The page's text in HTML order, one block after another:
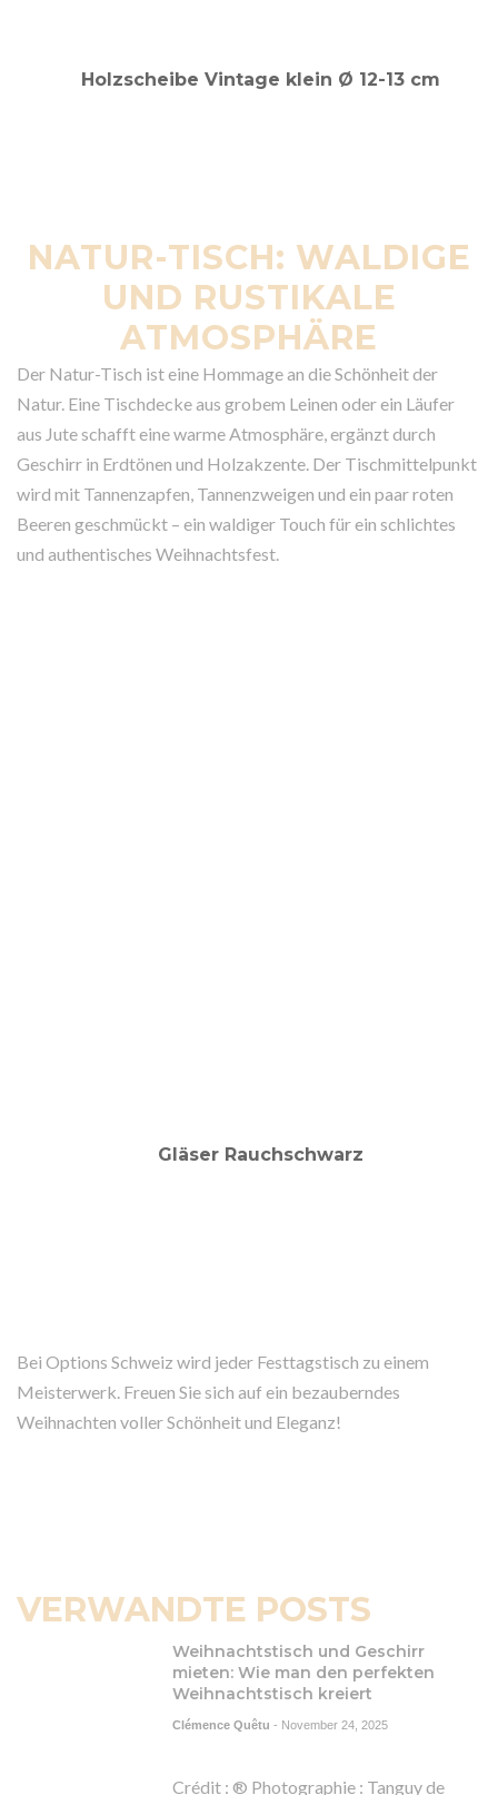
NATUR-TISCH: WALDIGE
UND RUSTIKALE
ATMOSPHÄRE
Der Natur-Tisch ist eine Hommage an die Schönheit der
Natur. Eine Tischdecke aus grobem Leinen oder ein Läufer
aus Jute schafft eine warme Atmosphäre, ergänzt durch
Geschirr in Erdtönen und Holzakzente. Der Tischmittelpunkt
wird mit Tannenzapfen, Tannenzweigen und ein paar roten
Beeren geschmückt – ein waldiger Touch für ein schlichtes
und authentisches Weihnachtsfest.
Bei Options Schweiz wird jeder Festtagstisch zu einem
Meisterwerk. Freuen Sie sich auf ein bezauberndes
Weihnachten voller Schönheit und Eleganz!
VERWANDTE POSTS
Weihnachtstisch und Geschirr
mieten: Wie man den perfekten
Weihnachtstisch kreiert
Clémence Quêtu - November 24, 2025
Crédit : ® Photographie : Tanguy de